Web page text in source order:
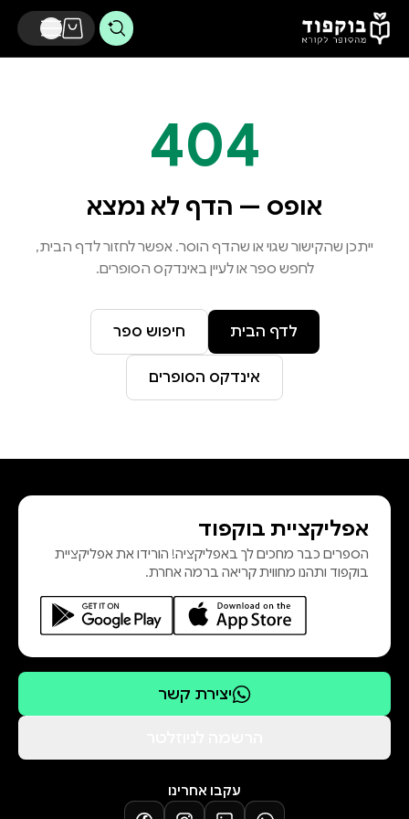
דלג לתוכן הראשי
404
אופס — הדף לא נמצא
ייתכן שהקישור שגוי או שהדף הוסר. אפשר לחזור לדף הבית,
לחפש ספר או לעיין באינדקס הסופרים.
לדף הבית חיפוש ספר
אינדקס הסופרים
אפליקציית בוקפוד
הספרים כבר מחכים לך באפליקציה! הורידו את אפליקציית
בוקפוד ותהנו מחווית קריאה ברמה אחרת.
יצירת קשר
עקבו אחרינו